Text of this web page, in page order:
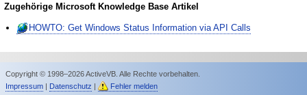
Zugehörige Microsoft Knowledge Base Artikel
HOWTO: Get Windows Status Information via API Calls
Copyright © 1998–2026 ActiveVB. Alle Rechte vorbehalten.
Impressum| Datenschutz | Fehler melden